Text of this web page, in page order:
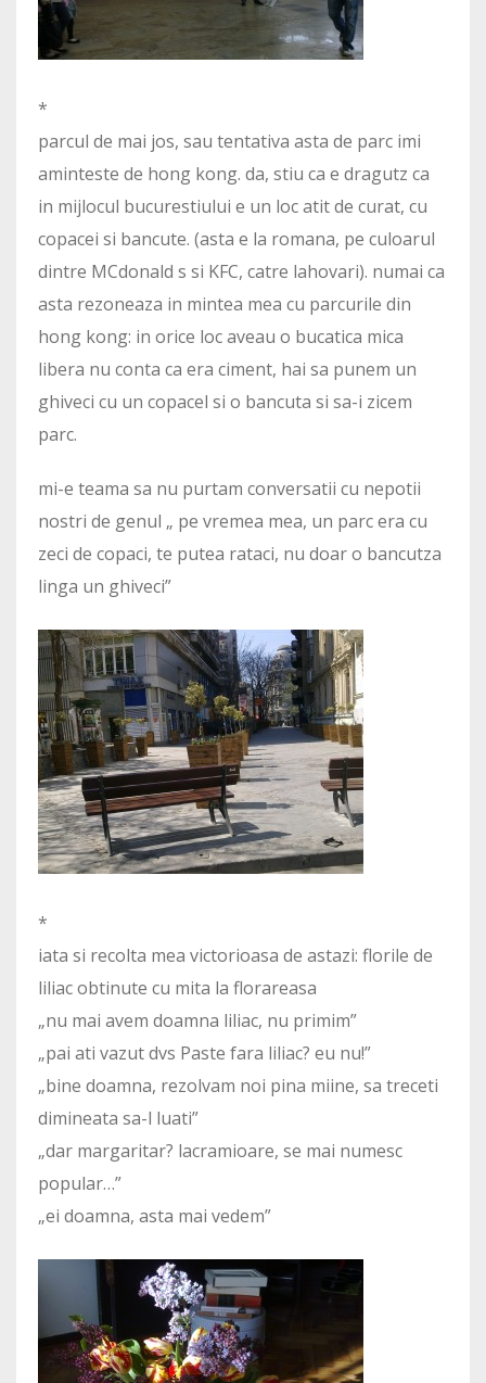
*
parcul de mai jos, sau tentativa asta de parc imi
aminteste de hong kong. da, stiu ca e dragutz ca
in mijlocul bucurestiului e un loc atit de curat, cu
copacei si bancute. (asta e la romana, pe culoarul
dintre MCdonald s si KFC, catre lahovari). numai ca
asta rezoneaza in mintea mea cu parcurile din
hong kong: in orice loc aveau o bucatica mica
libera nu conta ca era ciment, hai sa punem un
ghiveci cu un copacel si o bancuta si sa-i zicem
parc.
mi-e teama sa nu purtam conversatii cu nepotii
nostri de genul „ pe vremea mea, un parc era cu
zeci de copaci, te putea rataci, nu doar o bancutza
linga un ghiveci”
*
iata si recolta mea victorioasa de astazi: florile de
liliac obtinute cu mita la florareasa
„nu mai avem doamna liliac, nu primim”
„pai ati vazut dvs Paste fara liliac? eu nu!”
„bine doamna, rezolvam noi pina miine, sa treceti
dimineata sa-l luati”
„dar margaritar? lacramioare, se mai numesc
popular…”
„ei doamna, asta mai vedem”